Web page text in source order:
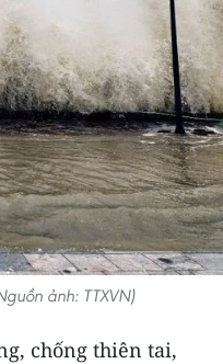
ảnh: TTXVN)
chống thiên tai,